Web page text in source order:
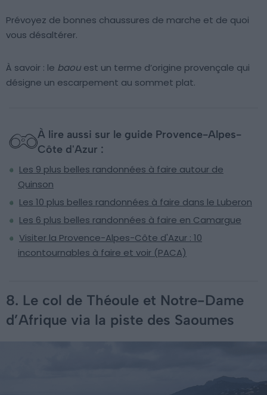
Prévoyez de bonnes chaussures de marche et de quoi
vous désaltérer.
À savoir : le baou est un terme d’origine provençale qui
désigne un escarpement au sommet plat.
À lire aussi sur le guide Provence-Alpes-
Côte d'Azur :
Les 9 plus belles randonnées à faire autour de
Quinson
Les 10 plus belles randonnées à faire dans le Luberon
Les 6 plus belles randonnées à faire en Camargue
Visiter la Provence-Alpes-Côte d'Azur : 10
incontournables à faire et voir (PACA)
8. Le col de Théoule et Notre-Dame
d’Afrique via la piste des Saoumes